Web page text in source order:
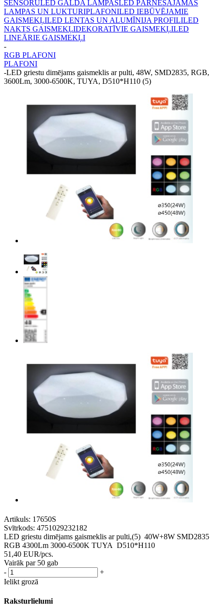
SENSORULED GALDA LAMPASLED PĀRNĒSĀJAMĀS
LAMPAS UN LUKTURIPLAFONILED IEBŪVĒJAMIE
GAISMEKĻILED LENTAS UN ALUMĪNIJA PROFILILED
NAKTS GAISMEKĻIDEKORATĪVIE GAISMEKĻILED
LINEĀRIE GAISMEKĻI
-
RGB PLAFONI
PLAFONI
-LED griestu dimējams gaismeklis ar pulti, 48W, SMD2835, RGB,
3600Lm, 3000-6500K, TUYA, D510*H110 (5)
Artikuls: 17650S
Svītrkods: 4751029232182
LED griestu dimējams gaismeklis ar pulti,(5) 40W+8W SMD2835
RGB 4300Lm 3000-6500K TUYA D510*H110
51,40 EUR/pcs.
Vairāk par 50 gab
-
+
Ielikt grozā
Raksturlielumi